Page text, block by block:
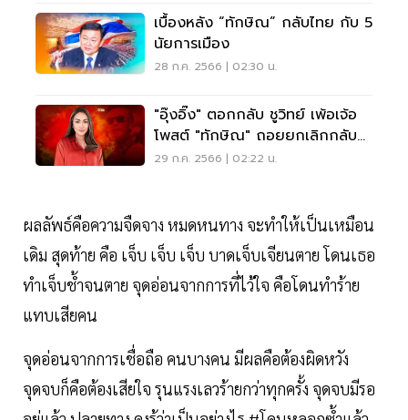
เบื้องหลัง “ทักษิณ” กลับไทย กับ 5
นัยการเมือง
28 ก.ค. 2566 | 02:30 น.
"อุ๊งอิ๊ง" ตอกกลับ ชูวิทย์ เพ้อเจ้อ
โพสต์ "ทักษิณ" ถอยยกเลิกกลับ
ไทย
29 ก.ค. 2566 | 02:22 น.
ผลลัพธ์คือความจืดจาง หมดหนทาง จะทำให้เป็นเหมือน
เดิม สุดท้าย คือ เจ็บ เจ็บ เจ็บ บาดเจ็บเจียนตาย โดนเธอ
ทำเจ็บช้ำจนตาย จุดอ่อนจากการที่ไว้ใจ คือโดนทำร้าย
แทบเสียคน
จุดอ่อนจากการเชื่อถือ คนบางคน มีผลคือต้องผิดหวัง
จุดจบก็คือต้องเสียใจ รุนแรงเลวร้ายกว่าทุกครั้ง จุดจบมีรอ